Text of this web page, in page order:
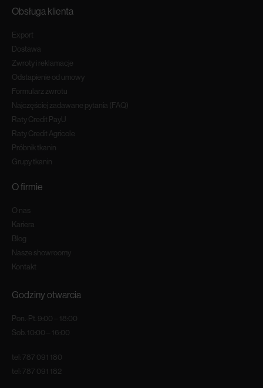
Obsługa klienta
Export
Dostawa
Zwroty i reklamacje
Odstapienie od umowy
Formularz zwrotu
Najczęściej zadawane pytania (FAQ)
Raty Credit PayU
Raty Credit Agricole
Próbnik tkanin
Grupy tkanin
O firmie
O nas
Kariera
Blog
Nasze showroomy
Kontakt
Godziny otwarcia
Pon.-Pt. 9:00 – 18:00
Sob. 10:00 – 16:00
tel: 787 091 180
tel: 787 091 182